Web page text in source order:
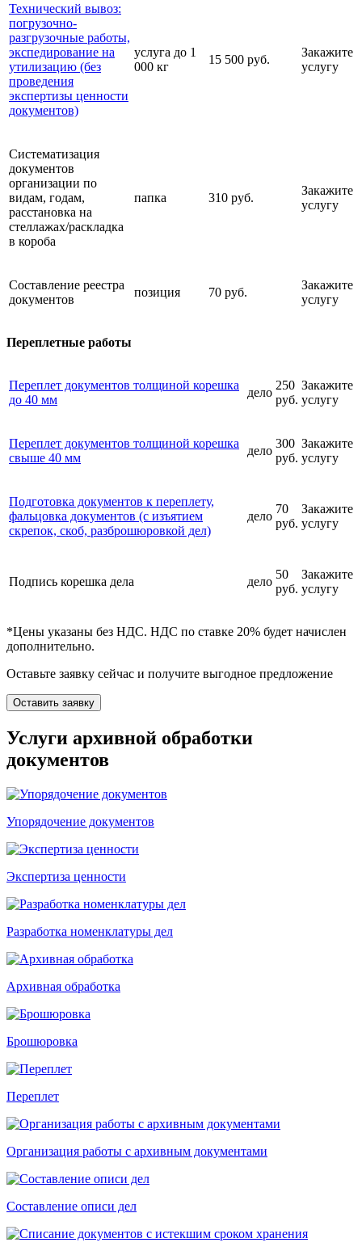
Технический вывоз:
погрузочно-
разгрузочные работы,
экспедирование на
утилизацию (без
проведения
экспертизы ценности
документов)
услуга до 1
000 кг
15 500 руб.
Закажите
услугу
Систематизация
документов
организации по
видам, годам,
расстановка на
стеллажах/раскладка
в короба
папка 310 руб.
Закажите
услугу
Составление реестра
документов
позиция 70 руб.
Закажите
услугу
Переплетные работы
Переплет документов толщиной корешка
до 40 мм
дело
250
руб.
Закажите
услугу
Переплет документов толщиной корешка
свыше 40 мм
дело
300
руб.
Закажите
услугу
Подготовка документов к переплету,
фальцовка документов (с изъятием
скрепок, скоб, разброшюровкой дел)
дело
70
руб.
Закажите
услугу
Подпись корешка дела дело
50
руб.
Закажите
услугу
*Цены указаны без НДС. НДС по ставке 20% будет начислен
дополнительно.
Оставьте заявку сейчас и получите выгодное предложение
Оставить заявку
Услуги архивной обработки
документов
Упорядочение документов
Экспертиза ценности
Разработка номенклатуры дел
Архивная обработка
Брошюровка
Переплет
Организация работы с архивным документами
Составление описи дел